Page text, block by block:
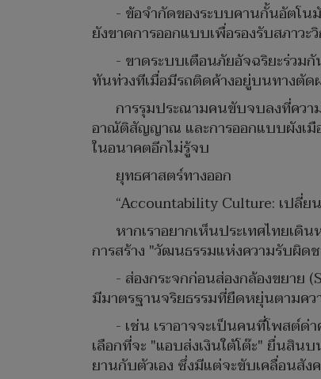
- ข้อจำกัดของระบบคานกั้นอัตโน
ยังขาดการออกแบบเพื่อรองรับสภาวะ
- ขาดระบบเตือนภัยอัจฉริยะร่วม
ทันท่วงทีเมื่อมีรถติดค้างอยู่บนทางตัด
การรุมประณามคนขับจบลงที่ควา
อาณัติสัญญาณ และการออกแบบผังเมื
ในอนาคตอีกไม่รู้จบ
ยุทธศาสตร์ทางออก
​“Accountability Culture: เปลี่ย
หากเราอยากเห็นประเทศไทยเดิ
การสร้าง "วัฒนธรรมแห่งความรับผิด
- ส่องกระจกก่อนส่องกล้องขยาย
มีมาตรฐานจริยธรรมที่ยืดหยุ่นตามคว
- เช่น เราอาจจะเป็นคนที่โพสต์ด่
เลือกที่จะ "แอบส่งเงินใต้โต๊ะ" ยื่นสิน
ยานกับตัวเอง ซึ่งมีแต่จะขับเคลื่อนสัง